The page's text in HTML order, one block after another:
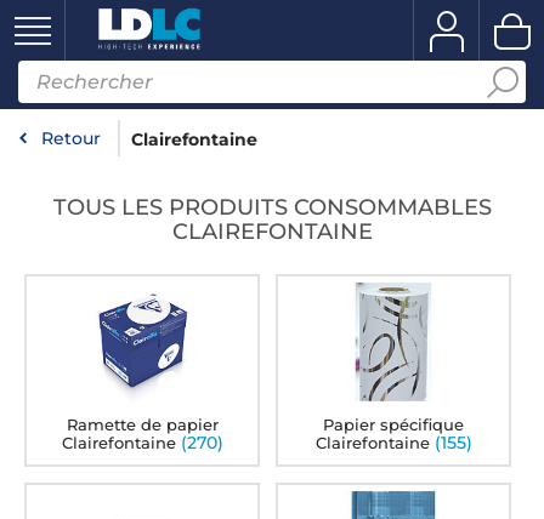
Retour Clairefontaine
TOUS LES PRODUITS CONSOMMABLES
CLAIREFONTAINE
Ramette de papier
Clairefontaine (270)
Papier spécifique
Clairefontaine (155)